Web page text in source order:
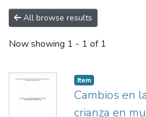
All browse results
Now showing 1 - 1 of 1
Item
Cambios en
crianza en